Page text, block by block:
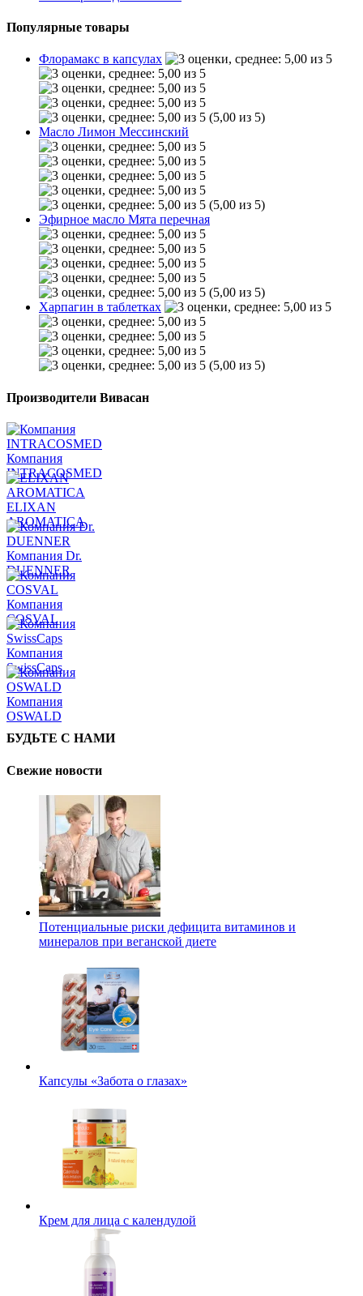
Популярные товары
Флорамакс в капсулах
(5,00 из 5)
Масло Лимон Мессинский
(5,00 из 5)
Эфирное масло Мята перечная
(5,00 из 5)
Харпагин в таблетках
(5,00 из 5)
Производители Вивасан
Компания
INTRACOSMED
ELIXAN
AROMATICA
Компания Dr.
DUENNER
Компания
COSVAL
Компания
SwissCaps
Компания
OSWALD
БУДЬТЕ С НАМИ
Свежие новости
Потенциальные риски дефицита витаминов и
минералов при веганской диете
Капсулы «Забота о глазах»
Крем для лица с календулой